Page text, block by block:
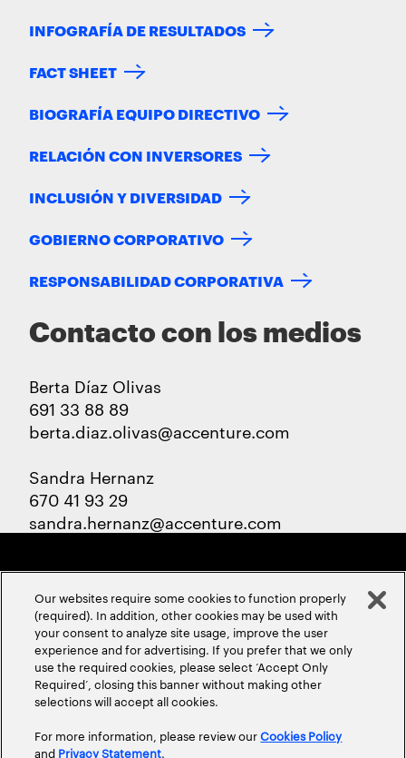
INFOGRAFÍA DE RESULTADOS
FACT SHEET
BIOGRAFÍA EQUIPO DIRECTIVO
RELACIÓN CON INVERSORES
INCLUSIÓN Y DIVERSIDAD
GOBIERNO CORPORATIVO
RESPONSABILIDAD CORPORATIVA
Contacto con los medios
Berta Díaz Olivas
691 33 88 89
berta.diaz.olivas@accenture.com
Sandra Hernanz
670 41 93 29
sandra.hernanz@accenture.com
ABOUT USCONTACT US CAREERSLOCATIONS
Our websites require some cookies to function properly
(required). In addition, other cookies may be used with
your consent to analyze site usage, improve the user
experience and for advertising. If you prefer that we only
use the required cookies, please select ‘Accept Only
Required’, closing this banner without making other
selections will accept all cookies.
For more information, please review ourCookies Policy
and Privacy Statement.